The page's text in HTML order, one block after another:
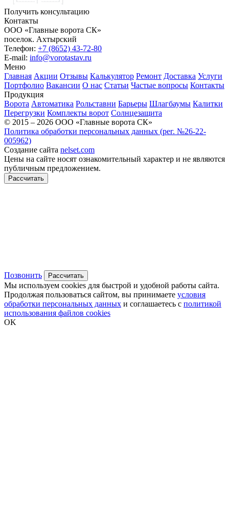
Получить консультацию
Контакты
ООО «Главные ворота СК»
поселок. Ахтырский
Телефон: +7 (8652) 43-72-80
E-mail: info@vorotastav.ru
Меню
Главная Акции Отзывы Калькулятор Ремонт Доставка Услуги
Портфолио Вакансии О нас Статьи Частые вопросы Контакты
Продукция
Ворота Автоматика Рольставни Барьеры Шлагбаумы Калитки
Перегрузки Комплекты ворот Солнцезащита
© 2015 – 2026 ООО «Главные ворота СК»
Политика обработки персональных данных (рег. №26-22-
005962)
Создание сайта nelset.com
Цены на сайте носят ознакомительный характер и не являются
публичным предложением.
Рассчитать
Позвонить Рассчитать
Мы используем cookies для быстрой и удобной работы сайта.
Продолжая пользоваться сайтом, вы принимаете условия
обработки персональных данных и соглашаетесь с политикой
использования файлов cookies
OK